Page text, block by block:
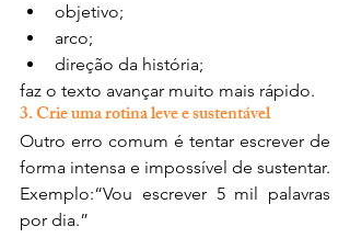
objetivo;
arco;
direção da história;
faz o texto avançar muito mais rápido.
3. Crie uma rotina leve e sustentável
Outro erro comum é tentar escrever de
forma intensa e impossível de sustentar.
Exemplo:“Vou escrever 5 mil palavras
por dia.”